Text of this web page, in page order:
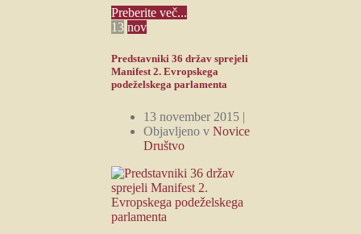
Preberite več...
13 nov
Predstavniki 36 držav sprejeli
Manifest 2. Evropskega
podeželskega parlamenta
13 november 2015 |
Objavljeno v Novice
Društvo